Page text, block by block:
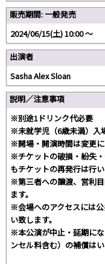
販売期間: 一般発売
2024/06/15(土) 10:00 〜
出演者
Sasha Alex Sloan
説明／注意事項
※別途1ドリンク代必要
※未就学児（6歳未満）入
※開場・開演時間は変更に
※チケットの破損・紛失
もチケットの再発行は行い
※第三者への譲渡、営利
ます。
※会場へのアクセスには
い致します。
※本公演が中止・延期に
ンセル料含む）の補償は